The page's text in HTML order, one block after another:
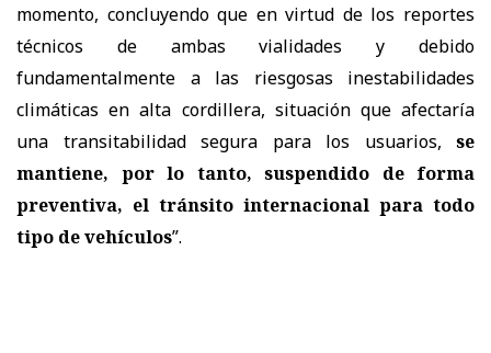
momento, concluyendo que en virtud de los reportes
técnicos de ambas vialidades y debido
fundamentalmente a las riesgosas inestabilidades
climáticas en alta cordillera, situación que afectaría
una transitabilidad segura para los usuarios, se
mantiene, por lo tanto, suspendido de forma
preventiva, el tránsito internacional para todo
tipo de vehículos”.